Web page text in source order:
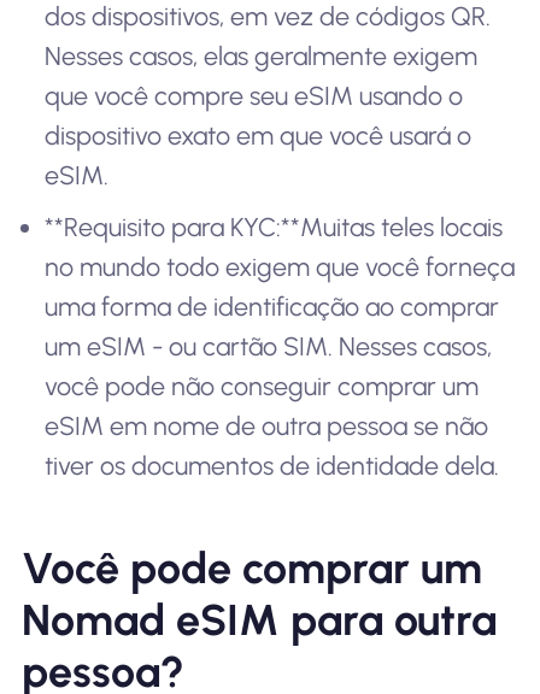
dos dispositivos, em vez de códigos QR.
Nesses casos, elas geralmente exigem
que você compre seu eSIM usando o
dispositivo exato em que você usará o
eSIM.
**Requisito para KYC:**Muitas teles locais
no mundo todo exigem que você forneça
uma forma de identificação ao comprar
um eSIM - ou cartão SIM. Nesses casos,
você pode não conseguir comprar um
eSIM em nome de outra pessoa se não
tiver os documentos de identidade dela.
Você pode comprar um
Nomad eSIM para outra
pessoa?